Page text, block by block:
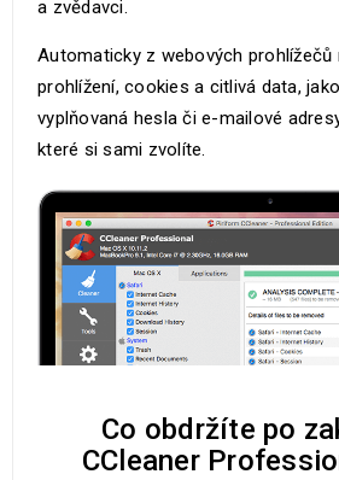
a zvědavci.
Automaticky z webových
prohlížení, cookies a citlivá data,
vyplňovaná hesla či e-mailové
které si sami zvolíte.
Co obdržíte po
CCleaner